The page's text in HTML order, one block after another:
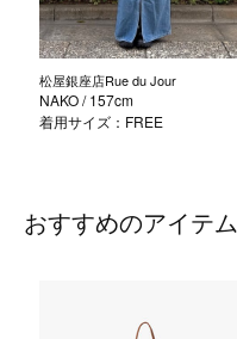
松屋銀座店Rue du Jour
NAKO/ 157cm
着用サイズ：FREE
おすすめのアイテム